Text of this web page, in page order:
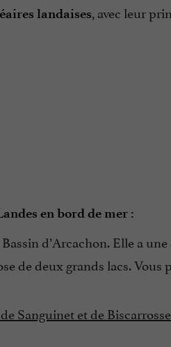
landaises, avec leur
en bord de mer :
d’Arcachon. Elle a
de deux grands lacs. Vous
Sanguinet et de